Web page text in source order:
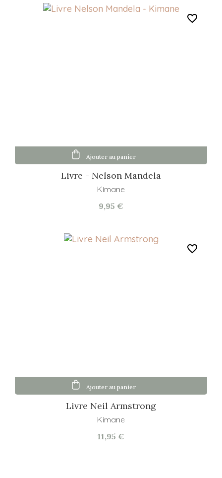
Livre - Nelson Mandela
Kimane
9,95 €
Ajouter au panier
favorite_border
Livre Neil Armstrong
Kimane
11,95 €
Ajouter au panier
favorite_border